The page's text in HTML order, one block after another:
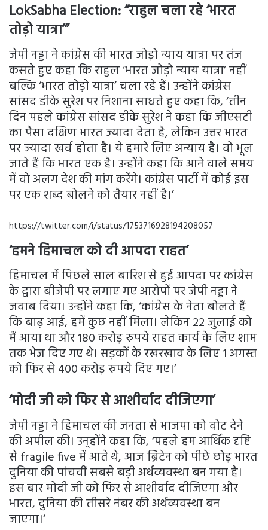
LokSabha Election: “राहुल चला रहे ‘भारत
तोड़ो यात्रा’”
जेपी नड्डा ने कांग्रेस की भारत जोड़ो न्याय यात्रा पर तंज
कसते हुए कहा कि राहुल ‘भारत जोड़ो न्याय यात्रा’ नहीं
बल्कि ‘भारत तोड़ो यात्रा’ चला रहे हैं। उन्होंने कांग्रेस
सांसद डीके सुरेश पर निशाना साधते हुए कहा कि, ‘तीन
दिन पहले कांग्रेस सांसद डीके सुरेश ने कहा कि जीएसटी
का पैसा दक्षिण भारत ज्यादा देता है, लेकिन उत्तर भारत
पर ज्यादा खर्च होता है। ये हमारे लिए अन्याय है। वो भूल
जाते हैं कि भारत एक है। उन्होंने कहा कि आने वाले समय
में वो अलग देश की मांग करेंगे। कांग्रेस पार्टी में कोई इस
पर एक शब्द बोलने को तैयार नहीं है।’
https://twitter.com/i/status/1753716928194208057
‘हमने हिमाचल को दी आपदा राहत’
हिमाचल में पिछले साल बारिश से हुई आपदा पर कांग्रेस
के द्वारा बीजेपी पर लगाए गए आरोपों पर जेपी नड्डा ने
जवाब दिया। उन्होंने कहा कि, ‘कांग्रेस के नेता बोलते हैं
कि बाढ़ आई, ​हमें कुछ नहीं मिला। लेकिन 22 जुलाई को
मैं आया था और 180 करोड़ रुपये राहत कार्य के लिए शाम
तक भेज दिए गए थे। सड़कों के रखरखाव के लिए 1 अगस्त
को फिर से 400 करोड़ रुपये दिए गए।’
‘मोदी जी को फिर से आशीर्वाद दीजिएगा’
जेपी नड्डा ने हिमाचल की जनता से भाजपा को वोट देने
की अपील की। उऩ्होंने कहा कि, ‘पहले हम आर्थिक दृष्टि
से fragile five में आते थे, आज ब्रिटेन को पीछे छोड़ भारत
दुनिया की पांचवीं सबसे बड़ी अर्थव्यवस्था बन गया है।
इस बार मोदी जी को फिर से आशीर्वाद दीजिएगा और
भारत, दुनिया की तीसरे नंबर की अर्थव्यवस्था बन
जाएगा।‘